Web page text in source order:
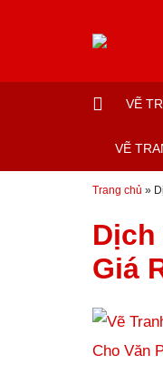
VẼ
VẼ
Trang chủ »
Giá